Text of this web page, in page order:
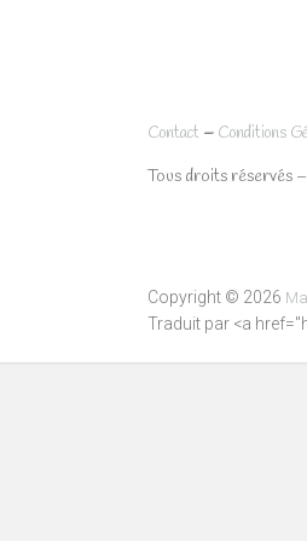
Contact – Conditions
Tous droits réservés
Copyright © 2026
Traduit par <a